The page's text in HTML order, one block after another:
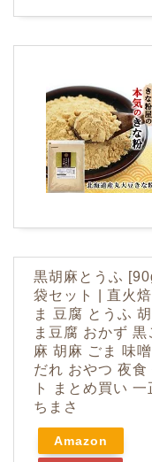
黒胡麻とうふ
袋セット | 直火
ま 豆腐 とうふ
ま豆腐 おかず 黒
麻 胡麻 ごま 味
だれ おやつ 夜食
ト まとめ買い
ちまさ
Amazon